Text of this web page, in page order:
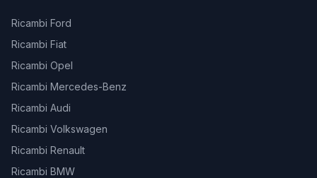
Ricambi Ford
Ricambi Fiat
Ricambi Opel
Ricambi Mercedes-Benz
Ricambi Audi
Ricambi Volkswagen
Ricambi Renault
Ricambi BMW